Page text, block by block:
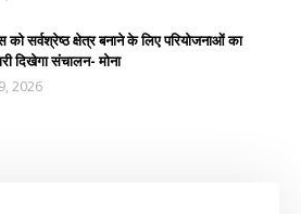
को सर्वश्रेष्ठ क्षेत्र बनाने के लिए परियोजनाओं का
दिखेगा संचालन- मोना
2026